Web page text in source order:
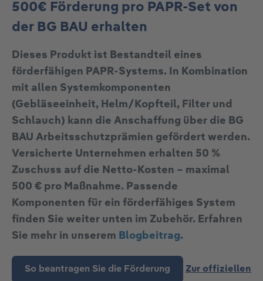
500€ Förderung pro PAPR-Set von
der BG BAU erhalten
Dieses Produkt ist Bestandteil eines
förderfähigen PAPR-Systems. In Kombination
mit allen Systemkomponenten
(Gebläseeinheit, Helm/Kopfteil, Filter und
Schlauch) kann die Anschaffung über die BG
BAU Arbeitsschutzprämien gefördert werden.
Versicherte Unternehmen erhalten 50 %
Zuschuss auf die Netto-Kosten – maximal
500 € pro Maßnahme. Passende
Komponenten für ein förderfähiges System
finden Sie weiter unten im Zubehör. Erfahren
Sie mehr in unserem Blogbeitrag.
So beantragen Sie die Förderung Zur offiziellen